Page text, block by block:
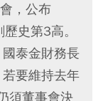
，公布
史第3高。
泰金財務長
要維持去年
須董事會決